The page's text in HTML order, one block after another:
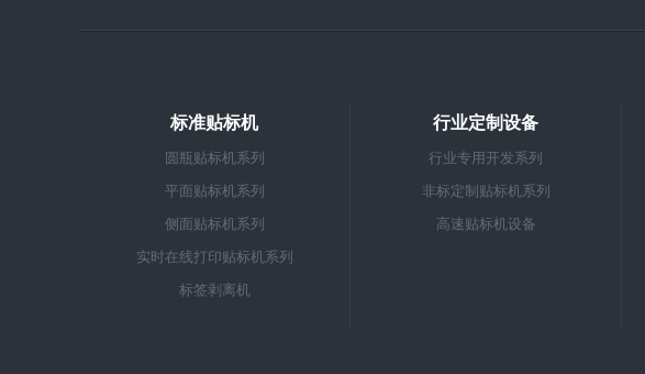
标准贴标机
圆瓶贴标机系列
平面贴标机系列
侧面贴标机系列
实时在线打印贴标机系列
标签剥离机
行业定制设备
行业专用开发系列
非标定制贴标机系列
高速贴标机设备